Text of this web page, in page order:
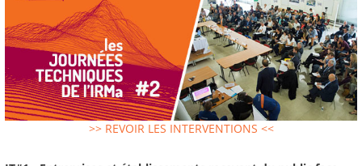
>> REVOIR LES INTERVENTIONS <<